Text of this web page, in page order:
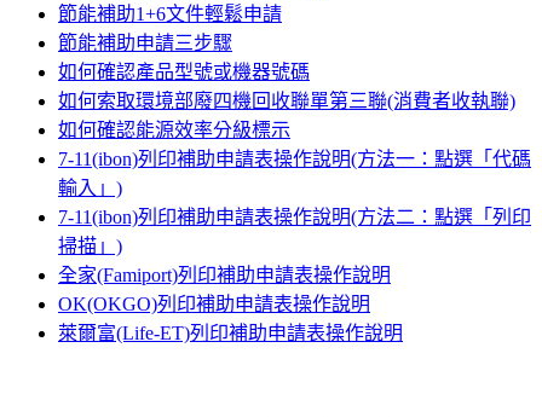
節能補助1+6文件輕鬆申請
節能補助申請三步驟
如何確認產品型號或機器號碼
如何索取環境部廢四機回收聯單第三聯(消費者收執聯)
如何確認能源效率分級標示
7-11(ibon)列印補助申請表操作說明(方法一：點選「代碼
輸入」)
7-11(ibon)列印補助申請表操作說明(方法二：點選「列印
掃描」)
全家(Famiport)列印補助申請表操作說明
OK(OKGO)列印補助申請表操作說明
萊爾富(Life-ET)列印補助申請表操作說明